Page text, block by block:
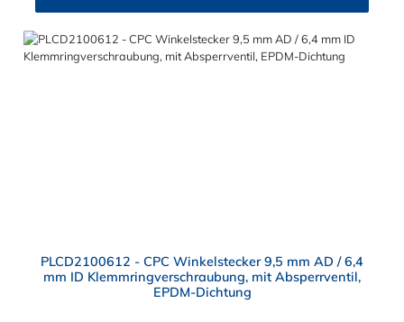
PLCD2100612 - CPC Winkelstecker 9,5 mm AD / 6,4
mm ID Klemmringverschraubung, mit Absperrventil,
EPDM-Dichtung